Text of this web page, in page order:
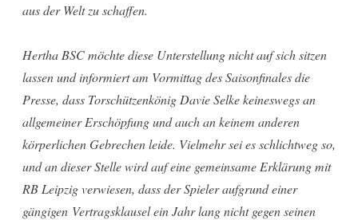
aus der Welt zu schaffen.
Hertha BSC möchte diese Unterstellung nicht auf sich sitzen
lassen und informiert am Vormittag des Saisonfinales die
Presse, dass Torschützenkönig Davie Selke keineswegs an
allgemeiner Erschöpfung und auch an keinem anderen
körperlichen Gebrechen leide. Vielmehr sei es schlichtweg so,
und an dieser Stelle wird auf eine gemeinsame Erklärung mit
RB Leipzig verwiesen, dass der Spieler aufgrund einer
gängigen Vertragsklausel ein Jahr lang nicht gegen seinen